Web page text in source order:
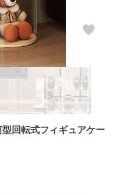
回転式フィギュアケー